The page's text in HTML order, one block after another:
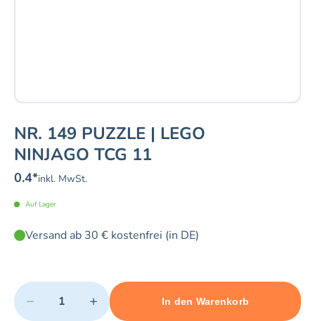
NR. 149 PUZZLE | LEGO
NINJAGO TCG 11
0.4*inkl. MwSt.
Auf Lager
Versand ab 30 € kostenfrei (in DE)
Quantity
− +
Minimum quantity: 1 Maximum quantity: 495
In den Warenkorb
Add 1 item to cart